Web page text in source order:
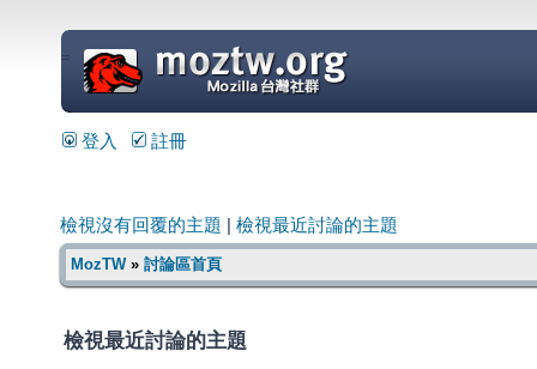
=
登入 註冊
檢視沒有回覆的主題 檢視最近討論的主題
MozTW» 討論區首頁
檢視最近討論的主題